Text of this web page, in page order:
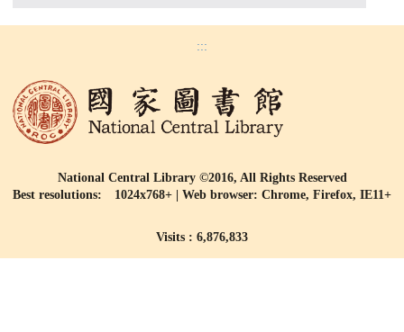
:::
National Central Library ©2016, All Rights Reserved
Best resolutions: 1024x768+ | Web browser: Chrome, Firefox, IE11+
Visits : 6,876,833